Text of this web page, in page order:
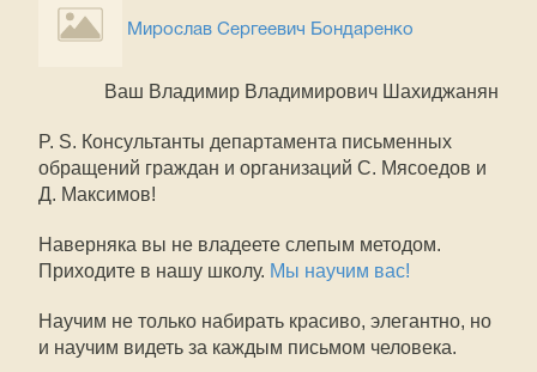
Мирослав Сергеевич Бондаренко
Ваш Владимир Владимирович Шахиджанян
P. S. Консультанты департамента письменных
обращений граждан и организаций С. Мясоедов и
Д. Максимов!
Наверняка вы не владеете слепым методом.
Приходите в нашу школу. Мы научим вас!
Научим не только набирать красиво, элегантно, но
и научим видеть за каждым письмом человека.